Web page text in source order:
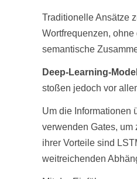
Traditionelle Ansätze
Wortfrequenzen,
semantische
Deep-Learning-
stoßen jedoch vor
Um die Informationen
verwenden Gates, um
ihrer Vorteile sind
weitreichenden